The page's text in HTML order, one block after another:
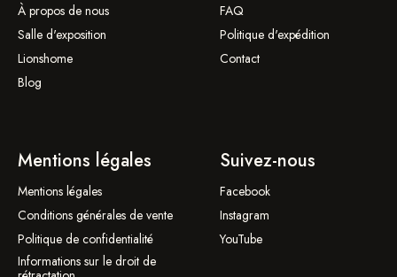
À propos de nous
Salle d'exposition
Lionshome
Blog
FAQ
Politique d'expédition
Contact
Mentions légales
Mentions légales
Conditions générales de vente
Politique de confidentialité
Informations sur le droit de
Suivez-nous
Facebook
Instagram
YouTube